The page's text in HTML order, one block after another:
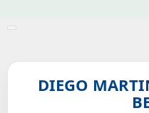
DIEGO